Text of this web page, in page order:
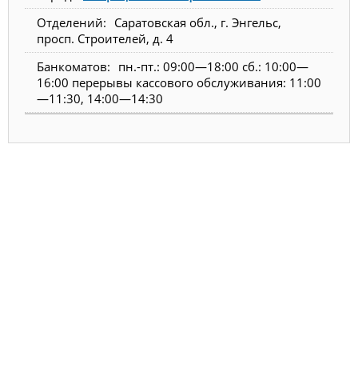
Саратовская обл., г. Энгельс,
просп. Строителей, д. 4
пн.-пт.: 09:00—18:00 сб.: 10:00—
16:00 перерывы кассового обслуживания: 11:00
—11:30, 14:00—14:30